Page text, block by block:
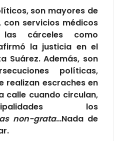
son mayores de
con servicios médicos
las cárceles como
la justicia en el
Suárez. Además, son
políticas,
realizan escraches en
calle cuando circulan,
los
non-grata…Nada de